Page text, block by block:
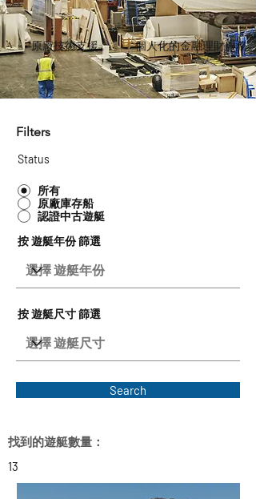
原廠技術支援 個人化的金融理財服務
Filters
Status
所有
原廠庫存船
認證中古遊艇
按 遊艇年份 篩選
按 遊艇尺寸 篩選
Search
找到的遊艇數量：
13